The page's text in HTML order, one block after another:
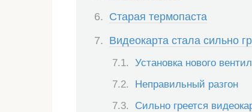
Старая термопаста
Видеокарта стала сильно
Установка нового
Неправильный разгон
Сильно греется